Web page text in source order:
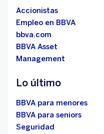
Accionistas
Empleo en BBVA
bbva.com
BBVA Asset
Management
Lo último
BBVA para menores
BBVA para seniors
Seguridad